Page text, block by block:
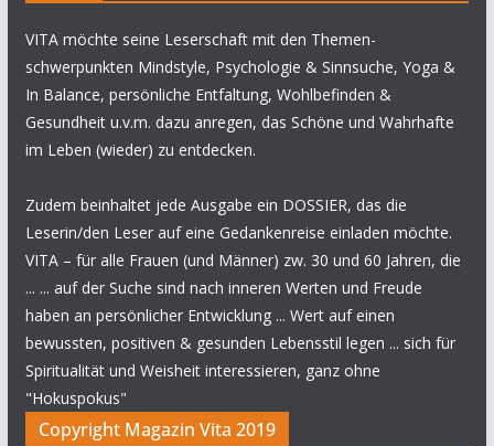
VITA möchte seine Leserschaft mit den Themen-
schwerpunkten Mindstyle, Psychologie & Sinnsuche, Yoga &
In Balance, persönliche Entfaltung, Wohlbefinden &
Gesundheit u.v.m. dazu anregen, das Schöne und Wahrhafte
im Leben (wieder) zu entdecken.
Zudem beinhaltet jede Ausgabe ein DOSSIER, das die
Leserin/den Leser auf eine Gedankenreise einladen möchte.
VITA – für alle Frauen (und Männer) zw. 30 und 60 Jahren, die
... ... auf der Suche sind nach inneren Werten und Freude
haben an persönlicher Entwicklung ... Wert auf einen
bewussten, positiven & gesunden Lebensstil legen ... sich für
Spiritualität und Weisheit interessieren, ganz ohne
"Hokuspokus"
Copyright Magazin Vita 2019